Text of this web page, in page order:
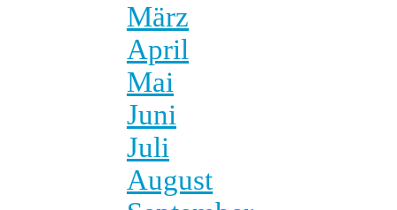
März
April
Mai
Juni
Juli
August